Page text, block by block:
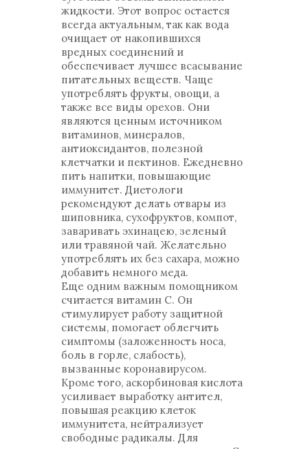
жидкости. Этот вопрос остается
всегда актуальным, так как вода
очищает от накопившихся
вредных соединений и
обеспечивает лучшее всасывание
питательных веществ. Чаще
употреблять фрукты, овощи, а
также все виды орехов. Они
являются ценным источником
витаминов, минералов,
антиоксидантов, полезной
клетчатки и пектинов. Ежедневно
пить напитки, повышающие
иммунитет. Диетологи
рекомендуют делать отвары из
шиповника, сухофруктов, компот,
заваривать эхинацею, зеленый
или травяной чай. Желательно
употреблять их без сахара, можно
добавить немного меда.
Еще одним важным помощником
считается витамин C. Он
стимулирует работу защитной
системы, помогает облегчить
симптомы (заложенность носа,
боль в горле, слабость),
вызванные коронавирусом.
Кроме того, аскорбиновая кислота
усиливает выработку антител,
повышая реакцию клеток
иммунитета, нейтрализует
свободные радикалы. Для